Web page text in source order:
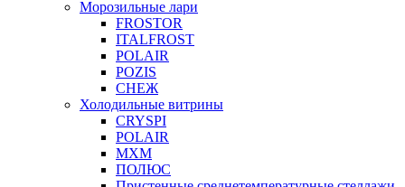
Морозильные лари
FROSTOR
ITALFROST
POLAIR
POZIS
СНЕЖ
Холодильные витрины
CRYSPI
POLAIR
МХМ
ПОЛЮС